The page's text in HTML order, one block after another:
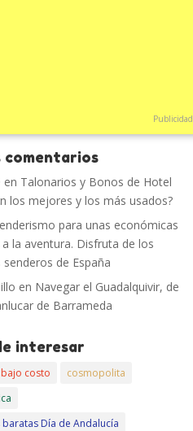
Publicidad
comentarios
en Talonarios y Bonos de Hotel
los mejores y los más usados?
para unas económicas
a la aventura. Disfruta de los
de España
en Navegar el Guadalquivir, de
de Barrameda
interesar
costo
cosmopolita
Día de Andalucía